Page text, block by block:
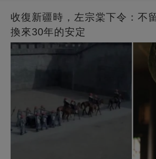
收復新疆時，左宗棠下令：不
換來30年的安定